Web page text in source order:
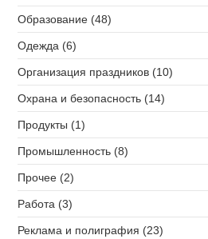
Образование (48)
Одежда (6)
Организация праздников (10)
Охрана и безопасность (14)
Продукты (1)
Промышленность (8)
Прочее (2)
Работа (3)
Реклама и полиграфия (23)